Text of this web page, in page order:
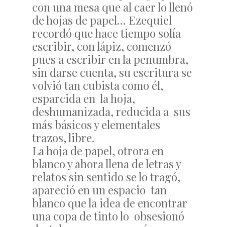
con una mesa que al caer lo llenó
de hojas de papel… Ezequiel
recordó que hace tiempo solía
escribir, con lápiz, comenzó
pues a escribir en la penumbra,
sin darse cuenta, su escritura se
volvió tan cubista como él,
esparcida en la hoja,
deshumanizada, reducida a sus
más básicos y elementales
trazos, libre.
La hoja de papel, otrora en
blanco y ahora llena de letras y
relatos sin sentido se lo tragó,
apareció en un espacio tan
blanco que la idea de encontrar
una copa de tinto lo obsesionó